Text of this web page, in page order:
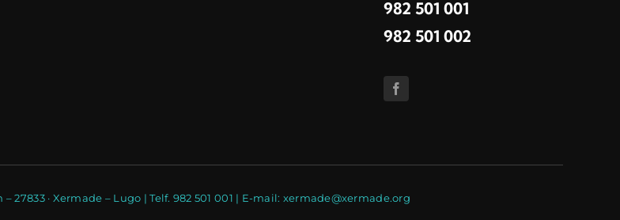
982 501 001
982 501 002
27833 · Xermade – Lugo | Telf. 982 501 001 | E-mail: xermade@xermade.org